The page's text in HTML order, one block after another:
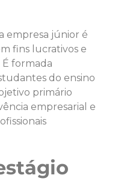
empresa júnior é
fins lucrativos e
É formada
do ensino
primário
empresarial e